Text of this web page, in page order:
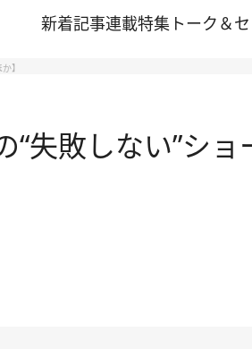
新着記事連載特集 トーク＆
】
失敗しない”シ